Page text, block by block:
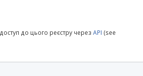
до цього реєстру через API (see